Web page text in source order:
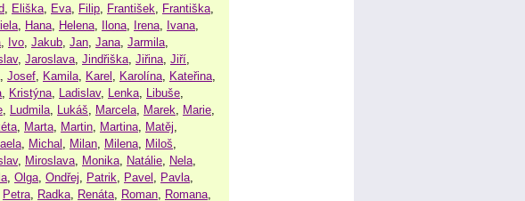
Eliška Eva Filip František Františka
Hana Helena Ilona Irena Ivana
Ivo Jakub Jan Jana Jarmila
, Jaroslava Jindřiška Jiřina Jiří
Josef Kamila Karel Karolína Kateřina
Kristýna Ladislav, Lenka Libuše
Ludmila Lukáš Marcela Marek Marie
Marta Martin Martina Matěj
Michal Milan Milena Miloš
, Miroslava Monika Natálie Nela
Olga Ondřej Patrik Pavel Pavla
Petra Radka Renáta Roman Romana